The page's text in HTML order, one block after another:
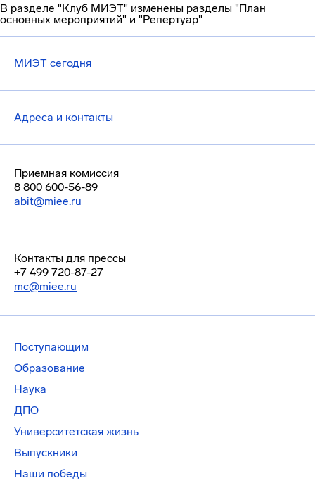
В разделе "Клуб МИЭТ" изменены разделы "План
основных мероприятий" и "Репертуар"
МИЭТ сегодня
Адреса и контакты
Приемная комиссия
8 800 600-56-89
abit@miee.ru
Контакты для прессы
+7 499 720-87-27
mc@miee.ru
Поступающим
Образование
Наука
ДПО
Университетская жизнь
Выпускники
Наши победы